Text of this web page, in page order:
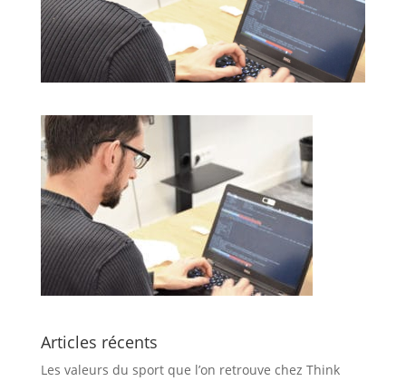
Articles récents
Les valeurs du sport que l’on retrouve chez Think